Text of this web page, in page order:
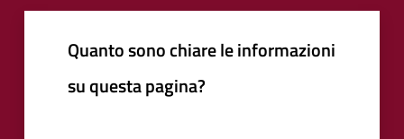
Quanto sono chiare le informazioni
su questa pagina?